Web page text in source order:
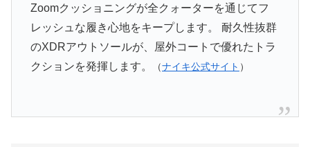
Zoomクッショニングが全クォーターを通じてフ
レッシュな履き心地をキープします。 耐久性抜群
のXDRアウトソールが、屋外コートで優れたトラ
クションを発揮します。
（ナイキ公式サイト ）